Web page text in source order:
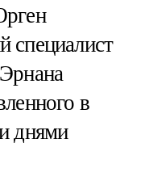
специалист
в
днями